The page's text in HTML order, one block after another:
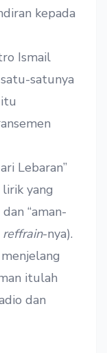
kepada
Ismail
satunya
Lebaran”
yang
“aman-
reffrain-nya).
itulah
dan